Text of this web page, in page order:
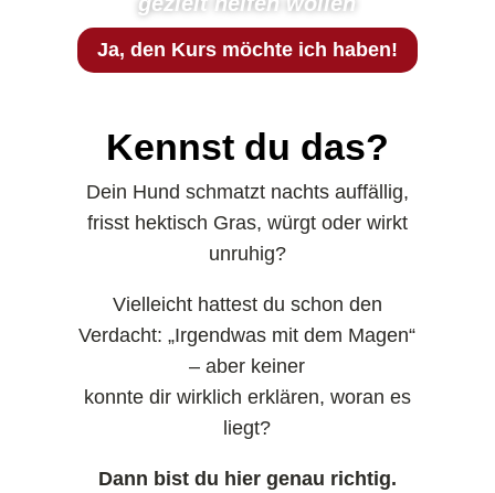
Ja, den Kurs möchte ich haben!
Kennst du das?
Dein Hund schmatzt nachts auffällig,
frisst hektisch Gras, würgt oder wirkt
unruhig?
Vielleicht hattest du schon den
Verdacht: „Irgendwas mit dem Magen“
– aber keiner
konnte dir wirklich erklären, woran es
liegt?
Dann bist du hier genau richtig.